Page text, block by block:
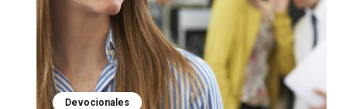
Devocionales